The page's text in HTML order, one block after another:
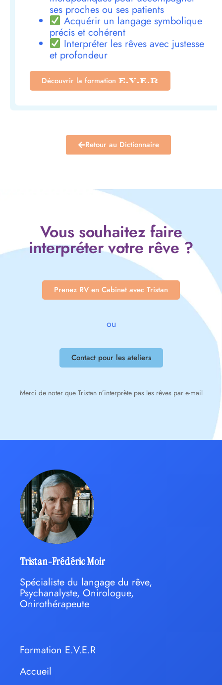
ses proches ou ses patients
Acquérir un langage symbolique
précis et cohérent
Interpréter les rêves avec justesse
et profondeur
Découvrir la formation E.V.E.R
Retour au Dictionnaire
Vous souhaitez faire
interpréter votre rêve ?
Prenez RV en Cabinet avec Tristan
ou
Contact pour les ateliers
Merci de noter que Tristan n’interprète pas les rêves par e-mail
Tristan-Frédéric Moir
Spécialiste du langage du rêve,
Psychanalyste, Onirologue,
Onirothérapeute
Formation E.V.E.R
Accueil